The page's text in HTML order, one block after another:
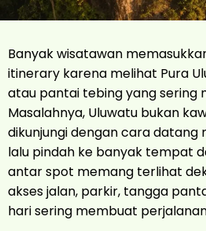
Banyak wisatawan
itinerary karena melihat Pura
atau pantai tebing yang sering
Masalahnya, Uluwatu bukan
dikunjungi dengan cara
lalu pindah ke banyak tempat
antar spot memang terlihat
akses jalan, parkir, tangga
hari sering membuat